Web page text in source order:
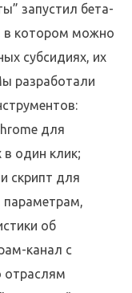
запустил бета-
в котором можно
субсидиях, их
разработали
для
в один клик;
скрипт для
параметрам,
об
канал с
отраслям